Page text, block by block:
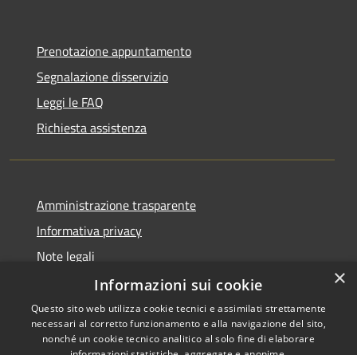
Prenotazione appuntamento
Segnalazione disservizio
Leggi le FAQ
Richiesta assistenza
Amministrazione trasparente
Informativa privacy
Note legali
Dichiarazione di accessibilità
×
Informazioni sui cookie
Questo sito web utilizza cookie tecnici e assimilati strettamente
necessari al corretto funzionamento e alla navigazione del sito,
nonché un cookie tecnico analitico al solo fine di elaborare